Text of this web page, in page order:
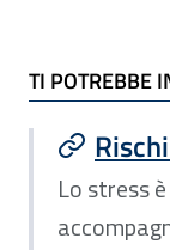
TI
TI POTREBBE
Lo stress